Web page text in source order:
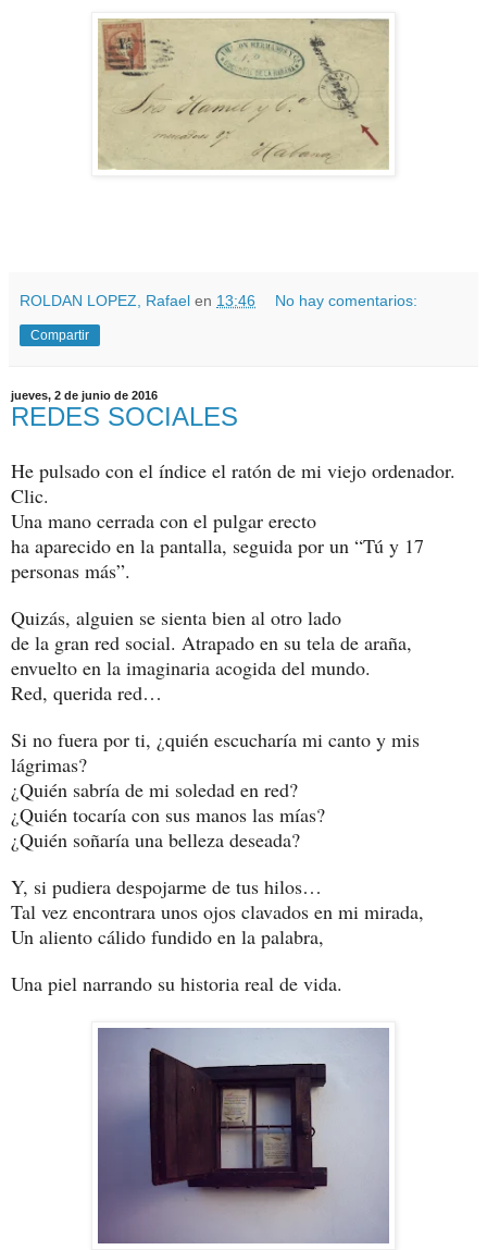
ROLDAN LOPEZ, Rafael en 13:46 No hay comentarios:
Compartir
jueves, 2 de junio de 2016
REDES SOCIALES
He pulsado con el índice el ratón de mi viejo ordenador.
Clic.
Una mano cerrada con el pulgar erecto
ha aparecido en la pantalla, seguida por un “Tú y 17
personas más”.
Quizás, alguien se sienta bien al otro lado
de la gran red social. Atrapado en su tela de araña,
envuelto en la imaginaria acogida del mundo.
Red, querida red…
Si no fuera por ti, ¿quién escucharía mi canto y mis
lágrimas?
¿Quién sabría de mi soledad en red?
¿Quién tocaría con sus manos las mías?
¿Quién soñaría una belleza deseada?
Y, si pudiera despojarme de tus hilos…
Tal vez encontrara unos ojos clavados en mi mirada,
Un aliento cálido fundido en la palabra,
Una piel narrando su historia real de vida.